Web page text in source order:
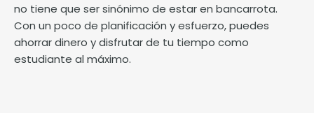
no tiene que ser sinónimo de estar en bancarrota.
Con un poco de planificación y esfuerzo, puedes
ahorrar dinero y disfrutar de tu tiempo como
estudiante al máximo.